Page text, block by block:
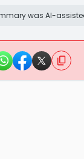
was AI-